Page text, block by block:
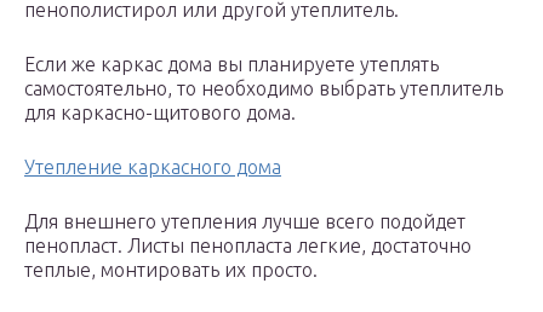
пенополистирол или другой утеплитель.
Если же каркас дома вы планируете утеплять
самостоятельно, то необходимо выбрать утеплитель
для каркасно-щитового дома.
Утепление каркасного дома
Для внешнего утепления лучше всего подойдет
пенопласт. Листы пенопласта легкие, достаточно
теплые, монтировать их просто.